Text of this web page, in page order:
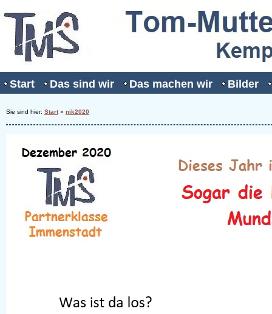
Start Das sind wir Das machen wir Bilder
Sie sind hier: Start» nik2020